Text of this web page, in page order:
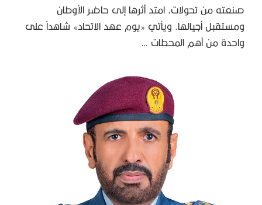
صنعته من تحولات، امتد أثرها إلى حاضر الأوطان
ومستقبل أجيالها. ويأتي «يوم عهد الاتحاد» شاهداً على
واحدة من أهم المحطات …